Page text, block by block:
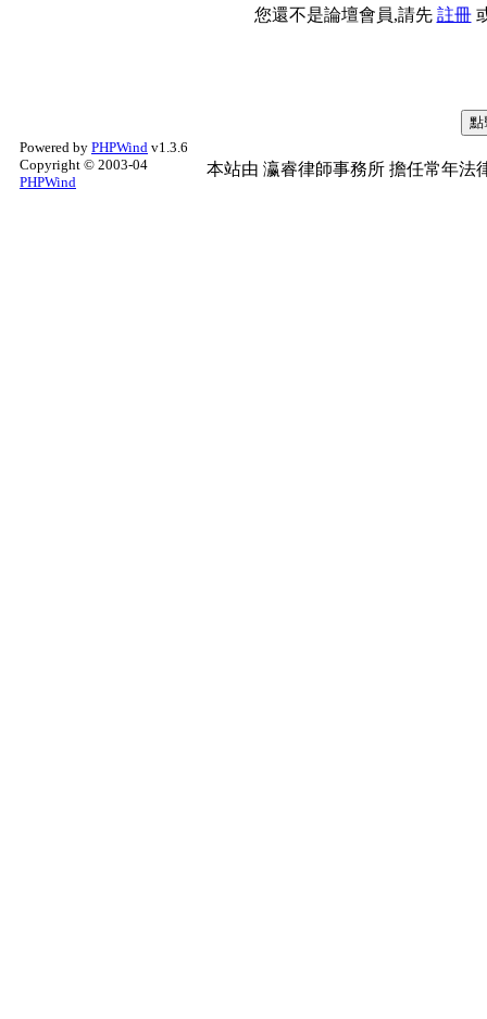
您還不是論壇會員,請先 註冊
Powered by PHPWind v1.3.6
Copyright © 2003-04
PHPWind
本站由 瀛睿律師事務所 擔任常年法